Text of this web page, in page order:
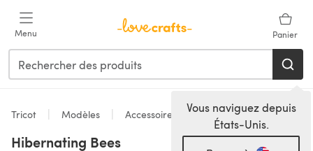
Menu Panier
Vous naviguez depuis
États-Unis.
Tricot Modèles Accessoires
Hibernating Bees